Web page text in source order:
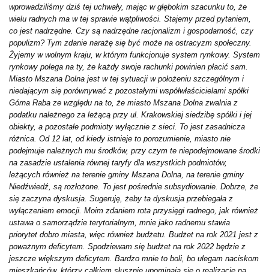
wprowadziliśmy dziś tej uchwały, mając w głębokim szacunku to, że
wielu radnych ma w tej sprawie wątpliwości. Stajemy przed pytaniem,
co jest nadrzędne. Czy są nadrzędne racjonalizm i gospodarność, czy
populizm? Tym zdanie narażę się być może na ostracyzm społeczny.
Żyjemy w wolnym kraju, w którym funkcjonuje system rynkowy. System
rynkowy polega na ty, że każdy swoje rachunki powinien płacić sam.
Miasto Mszana Dolna jest w tej sytuacji w położeniu szczególnym i
niedającym się porównywać z pozostałymi współwłaścicielami spółki
Górna Raba ze względu na to, że miasto Mszana Dolna zwalnia z
podatku należnego za leżącą przy ul. Krakowskiej siedzibę spółki i jej
obiekty, a pozostałe podmioty wyłącznie z sieci. To jest zasadnicza
różnica. Od 12 lat, od kiedy istnieje to porozumienie, miasto nie
podejmuje należnych mu środków, przy czym te niepodejmowane środki
na zasadzie ustalenia równej taryfy dla wszystkich podmiotów,
leżących również na terenie gminy Mszana Dolna, na terenie gminy
Niedźwiedź, są rozłożone. To jest pośrednie subsydiowanie. Dobrze, że
się zaczyna dyskusja. Sugeruję, żeby ta dyskusja przebiegała z
wyłączeniem emocji. Moim zdaniem rota przysięgi radnego, jak również
ustawa o samorządzie terytorialnym, mnie jako radnemu stawia
priorytet dobro miasta, więc również budżetu. Budżet na rok 2021 jest z
poważnym deficytem. Spodziewam się budżet na rok 2022 będzie z
jeszcze większym deficytem. Bardzo mnie to boli, bo ulegam naciskom